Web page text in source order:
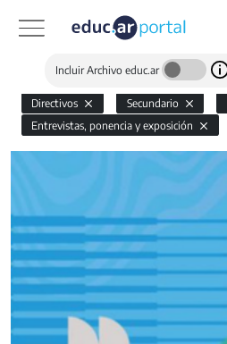
Incluir Archivo educ.ar
Directivos Secundario
Entrevistas, ponencia y exposición